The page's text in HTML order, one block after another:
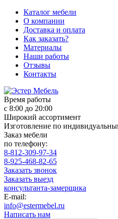
Каталог мебели
О компании
Доставка и оплата
Как заказать?
Материалы
Наши работы
Отзывы
Контакты
Время работы
с 8:00 до 20:00
Широкий ассортимент
Изготовление по
Заказ мебели
по телефону:
8-812-309-97-34
8-925-468-82-65
Заказать звонок
Заказать выезд
консультанта-замерщика
E-mail:
info@estermebel.ru
Написать нам